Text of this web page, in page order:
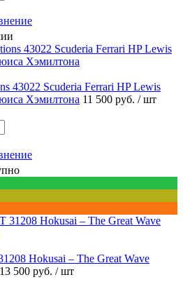
43022 Scuderia Ferrari HP Lewis
Хэмилтона 11 500 руб. / шт
Hokusai – The Great Wave
13 500 руб. / шт